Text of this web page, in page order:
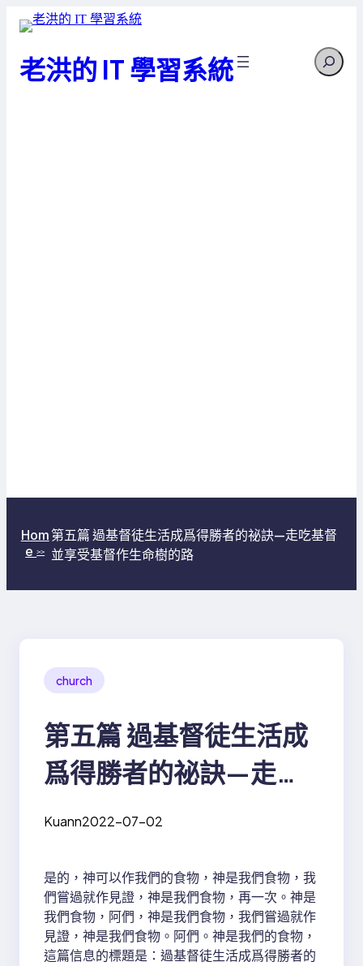
老洪的 IT 學習系統 Search
Hom
e>>
第五篇 過基督徒生活成爲得勝者的祕訣—走吃基督
並享受基督作生命樹的路
church
第五篇 過基督徒生活成
爲得勝者的祕訣—走吃
基督並享受基督作生命
Kuann2022-07-02
是的，神可以作我們的食物，神是我們食物，我
們嘗過就作見證，神是我們食物，再一次。神是
我們食物，阿們，神是我們食物，我們嘗過就作
見證，神是我們食物。阿們。神是我們的食物，
這篇信息的標題是：過基督徒生活成爲得勝者的